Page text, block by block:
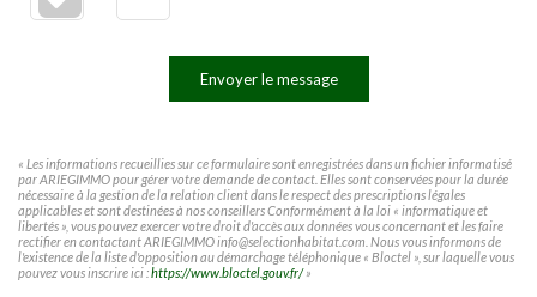
Envoyer le message
« Les informations recueillies sur ce formulaire sont enregistrées dans un fichier informatisé
par ARIEGIMMO pour gérer votre demande de contact. Elles sont conservées pour la durée
nécessaire à la gestion de la relation client dans le respect des prescriptions légales
applicables et sont destinées à nos conseillers Conformément à la loi « informatique et
libertés », vous pouvez exercer votre droit d'accès aux données vous concernant et les faire
rectifier en contactant ARIEGIMMO info@selectionhabitat.com. Nous vous informons de
l'existence de la liste d'opposition au démarchage téléphonique « Bloctel », sur laquelle vous
pouvez vous inscrire ici :https://www.bloctel.gouv.fr/»